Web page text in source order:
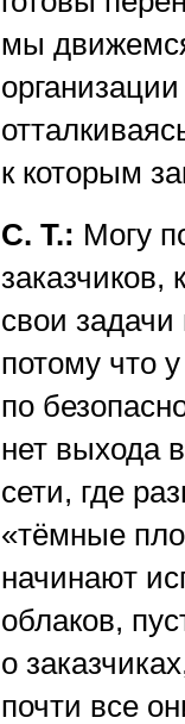
мы
к которым
С. Т.: Могу
заказчиков,
свои задачи
потому что
по
нет выхода
сети, где
«тёмные
начинают
облаков,
о
почти все